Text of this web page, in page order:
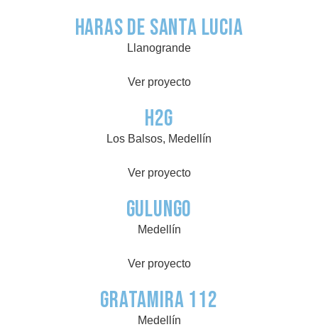
Haras de Santa Lucia
Llanogrande
Ver proyecto
H2G
Los Balsos, Medellín
Ver proyecto
Gulungo
Medellín
Ver proyecto
Gratamira 112
Medellín